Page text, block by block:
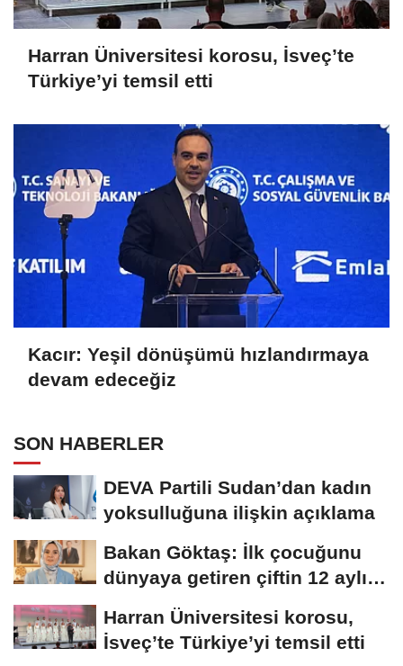
Harran Üniversitesi korosu, İsveç’te
Türkiye’yi temsil etti
Kacır: Yeşil dönüşümü hızlandırmaya
devam edeceğiz
SON HABERLER
DEVA Partili Sudan’dan kadın
yoksulluğuna ilişkin açıklama
Bakan Göktaş: İlk çocuğunu
dünyaya getiren çiftin 12 aylık
Harran Üniversitesi korosu,
İsveç’te Türkiye’yi temsil etti